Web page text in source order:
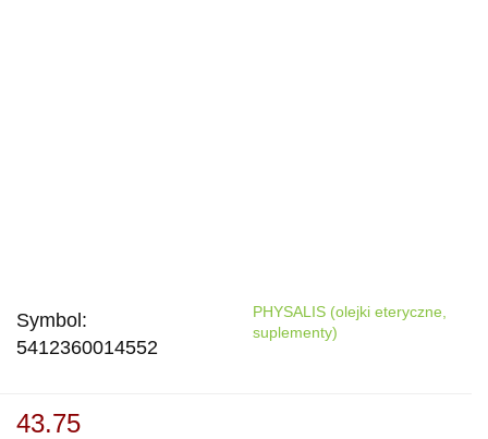
Symbol:
5412360014552
PHYSALIS (olejki eteryczne,
suplementy)
43.75